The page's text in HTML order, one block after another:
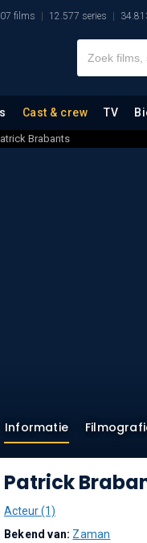
films 12.577 series
Cast & crew TV
Brabants
Informatie
Patrick
Acteur (1)
Bekend van: Zaman